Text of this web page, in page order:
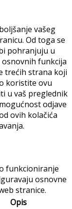
vašeg
Od toga se
pohranjuju u
funkcija
trećih strana koji
koristite ovu
u vaš preglednik
odjave
ovih kolačića
funkcioniranje
osnovne
stranice.
Opis